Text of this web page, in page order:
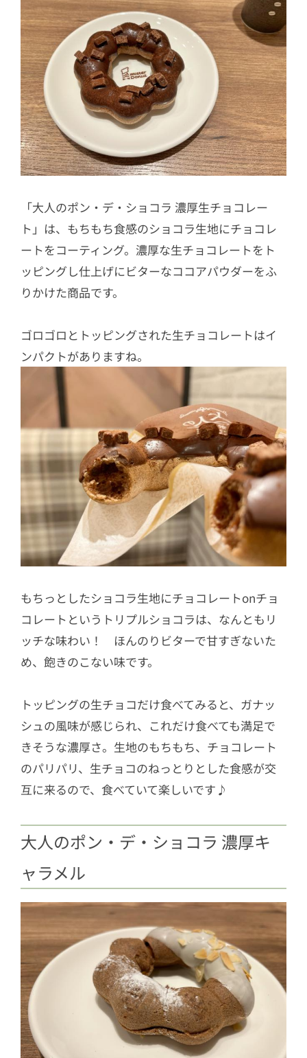
「大人のポン・デ・ショコラ 濃厚生チョコレー
ト」は、もちもち食感のショコラ生地にチョコレ
ートをコーティング。濃厚な生チョコレートをト
ッピングし仕上げにビターなココアパウダーをふ
りかけた商品です。
ゴロゴロとトッピングされた生チョコレートはイ
ンパクトがありますね。
もちっとしたショコラ生地にチョコレートonチョ
コレートというトリプルショコラは、なんともリ
ッチな味わい！ ほんのりビターで甘すぎないた
め、飽きのこない味です。
トッピングの生チョコだけ食べてみると、ガナッ
シュの風味が感じられ、これだけ食べても満足で
きそうな濃厚さ。生地のもちもち、チョコレート
のパリパリ、生チョコのねっとりとした食感が交
互に来るので、食べていて楽しいです♪
大人のポン・デ・ショコラ 濃厚キ
ャラメル